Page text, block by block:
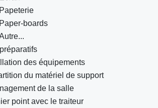
Papeterie
Paper-boards
des équipements
du matériel de support
de la salle
point avec le traiteur